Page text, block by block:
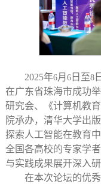
2025年6月 6日至8
在广东省珠海市成功
研究会、《计算机教
院承办，清华大学出
探索人工智能在教育
全国各高校的专家学
与实践成果展开深入研
在本次论坛的优